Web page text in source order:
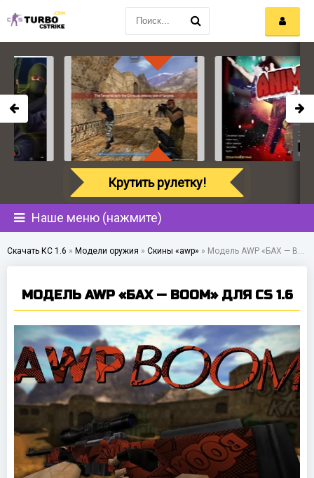
Наше меню (нажмите)
Скачать КС 1.6 » Модели оружия » Скины «awp» » Модель AWP «БАХ — BOOM» для CS 1.6
МОДЕЛЬ AWP «БАХ — BOOM» ДЛЯ CS 1.6
Крутить рулетку!